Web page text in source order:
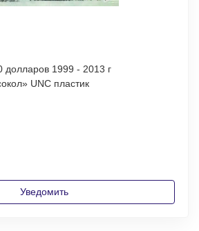
долларов 1999 - 2013 г
«Новозеландский сокол» UNC пластик
Уведомить